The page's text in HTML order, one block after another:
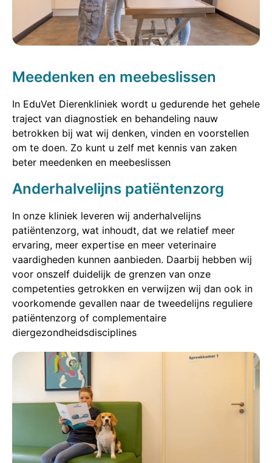
Meedenken en meebeslissen
In EduVet Dierenkliniek wordt u gedurende het gehele
traject van diagnostiek en behandeling nauw
betrokken bij wat wij denken, vinden en voorstellen
om te doen. Zo kunt u zelf met kennis van zaken
beter meedenken en meebeslissen
Anderhalvelijns patiëntenzorg
In onze kliniek leveren wij anderhalvelijns
patiëntenzorg, wat inhoudt, dat we relatief meer
ervaring, meer expertise en meer veterinaire
vaardigheden kunnen aanbieden. Daarbij hebben wij
voor onszelf duidelijk de grenzen van onze
competenties getrokken en verwijzen wij dan ook in
voorkomende gevallen naar de tweedelijns reguliere
patiëntenzorg of complementaire
diergezondheidsdisciplines